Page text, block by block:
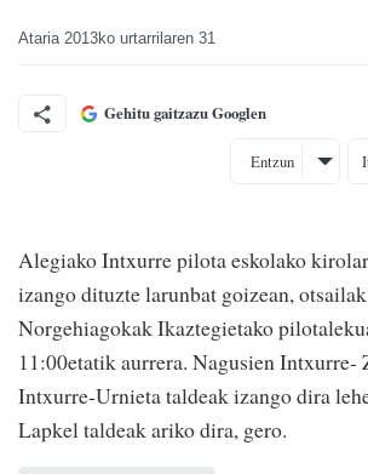
Ataria 2013ko urtarrilaren 31
Gehitu gaitzazu Googlen
Entzun
Alegiako Intxurre pilota eskolako
izango dituzte larunbat goizean,
Norgehiagokak Ikaztegietako
11:00etatik aurrera. Nagusien Intxurre-
Intxurre-Urnieta taldeak izango dira
Lapkel taldeak ariko dira, gero.